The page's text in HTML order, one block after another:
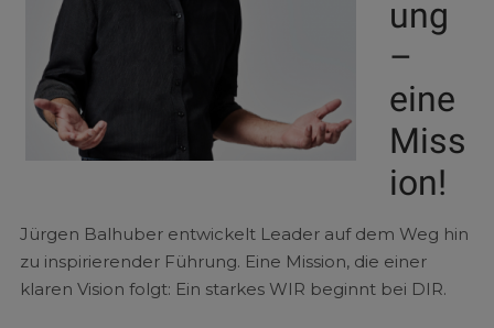
ung
–
eine
Miss
ion!
Jürgen Balhuber entwickelt Leader auf dem Weg hin
zu inspirierender Führung. Eine Mission, die einer
klaren Vision folgt: Ein starkes WIR beginnt bei DIR.